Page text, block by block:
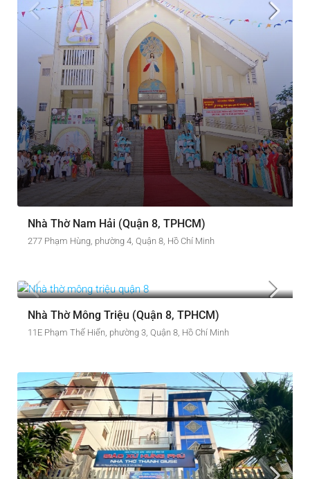
Nhà Thờ Nam Hải (Quận 8, TPHCM)
277 Phạm Hùng, phường 4, Quận 8, Hồ Chí Minh
Nhà Thờ Mông Triệu (Quận 8, TPHCM)
11E Phạm Thế Hiển, phường 3, Quận 8, Hồ Chí Minh